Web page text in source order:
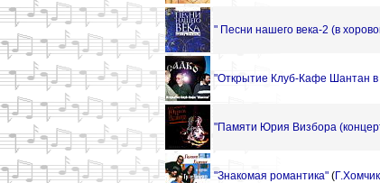
" Песни нашего века-2 (в
"Открытие Клуб-Кафе Шантан
"Памяти Юрия Визбора
"Знакомая романтика" (Г.Хомчик